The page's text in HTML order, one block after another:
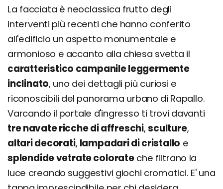
La facciata è neoclassica frutto degli
interventi più recenti che hanno conferito
all'edificio un aspetto monumentale e
armonioso e accanto alla chiesa svetta il
caratteristico campanile leggermente
inclinato, uno dei dettagli più curiosi e
riconoscibili del panorama urbano di Rapallo.
Varcando il portale d'ingresso ti trovi davanti
tre navate ricche di affreschi,sculture,
altari decorati, lampadari di cristallo e
splendide vetrate colorateche filtrano la
luce creando suggestivi giochi cromatici. E' una